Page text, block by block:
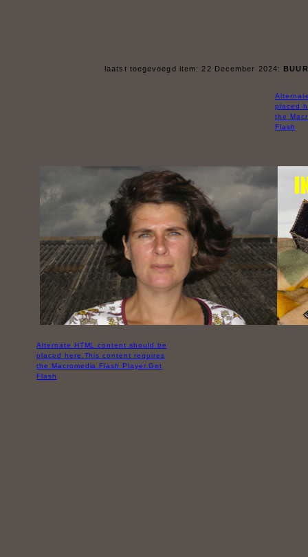
laatst toegevoegd item: 22 December 2024:
Alternate HTML content should be
placed here.This content requires
the Macromedia Flash Player. Get
Flash
placed
the
Flash